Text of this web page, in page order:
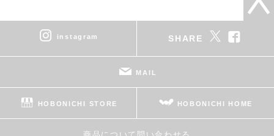
instagram SHARE
MAIL
HOBONICHI STORE HOBONICHI HOME